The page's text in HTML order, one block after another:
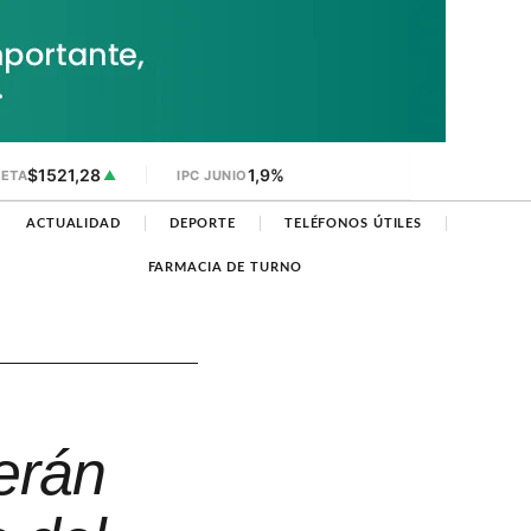
$1521,28 ▲ IPC JUNIO1,9%
ACTUALIDAD DEPORTE TELÉFONOS ÚTILES
FARMACIA DE TURNO